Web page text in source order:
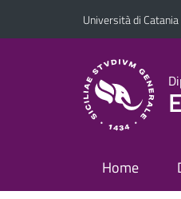
Vai al contenuto principale
Vai al menu di navigazione
Università di Catania
Home